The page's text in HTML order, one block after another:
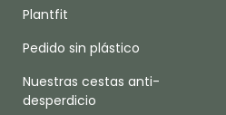
Plantfit
Pedido sin plástico
Nuestras cestas anti-
desperdicio